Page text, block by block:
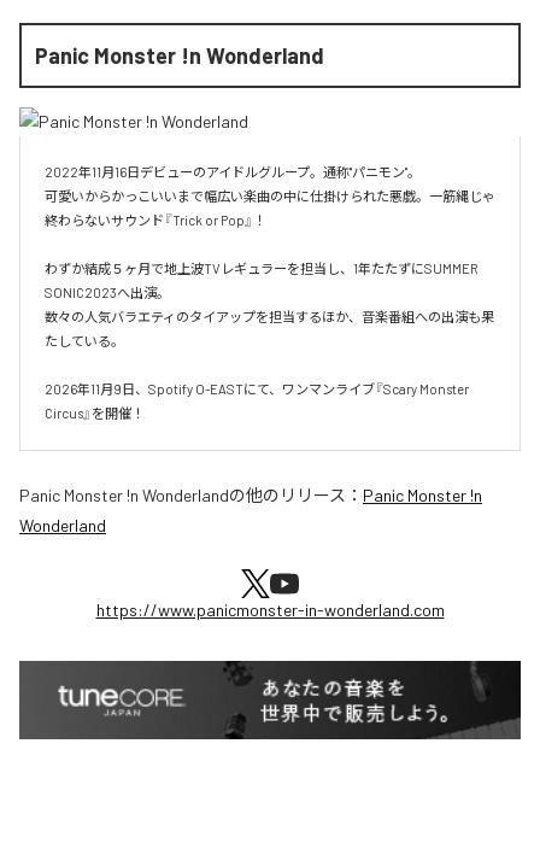
Panic Monster !n Wonderland
2022年11月16日デビューのアイドルグループ。通称"パニモン"。
可愛いからかっこいいまで幅広い楽曲の中に仕掛けられた悪戯。一筋縄じゃ
終わらないサウンド『Trick or Pop』！
わずか結成５ヶ月で地上波TVレギュラーを担当し、1年たたずにSUMMER
SONIC2023へ出演。
数々の人気バラエティのタイアップを担当するほか、音楽番組への出演も果
たしている。
2026年11月9日、Spotify O-EASTにて、ワンマンライブ『Scary Monster
Circus』を開催！
Panic Monster !n Wonderlandの他のリリース： Panic Monster !n
Wonderland
https://www.panicmonster-in-wonderland.com